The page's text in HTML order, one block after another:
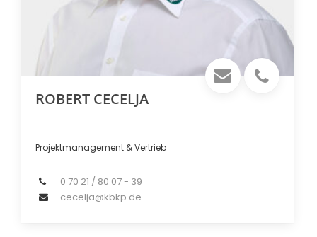
ROBERT CECELJA
Projektmanagement & Vertrieb
0 70 21 / 80 07 - 39
cecelja@kbkp.de